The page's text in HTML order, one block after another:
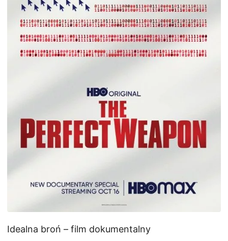
Idealna broń – film dokumentalny